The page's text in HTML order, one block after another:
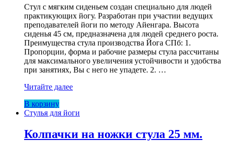
составляла
4600,00 ₽.
3900,00 ₽.
Стул с мягким сиденьем создан специально для людей
практикующих йогу. Разработан при участии ведущих
преподавателей йоги по методу Айенгара. Высота
сиденья 45 см, предназначена для людей среднего роста.
Преимущества стула производства Йога СПб: 1.
Пропорции, форма и рабочие размеры стула рассчитаны
для максимального увеличения устойчивости и удобства
при занятиях, Вы с него не упадете. 2. …
Стул
йоги
(45
(Белый)
Читайте далее
В корзину
Стулья для йоги
Колпачки на ножки стула 25 мм.